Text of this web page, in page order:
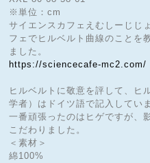
※単位：cm
サイエンスカフェえむしーじじ
フェでヒルベルト曲線のことを
ました。
https://sciencecafe-mc2.com/
ヒルベルトに敬意を評して、ヒ
学者）はドイツ語で記入してい
一番頑張ったのはヒゲですが、
こだわりました。
＜素材＞
綿100%